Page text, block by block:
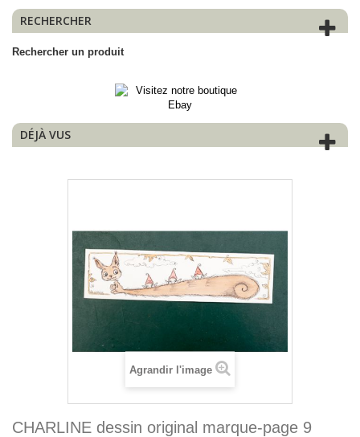
RECHERCHER
Rechercher un produit
DÉJÀ VUS
Agrandir l'image
CHARLINE dessin original marque-page 9